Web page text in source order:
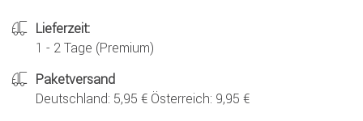
Lieferzeit:
1 - 2 Tage (Premium)
Paketversand
Deutschland: 5,95 € Österreich: 9,95 €